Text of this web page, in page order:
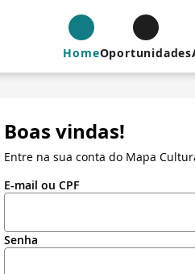
HomeOportunidades
Boas vindas!
Entre na sua conta do Mapa
E-mail ou CPF
Senha